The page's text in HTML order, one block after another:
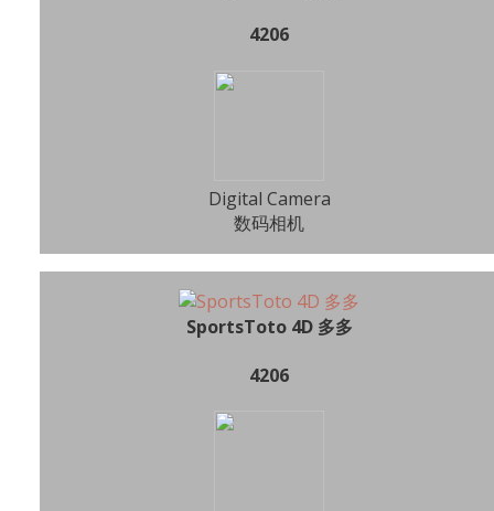
4206
Digital Camera
数码相机
SportsToto 4D 多多
4206